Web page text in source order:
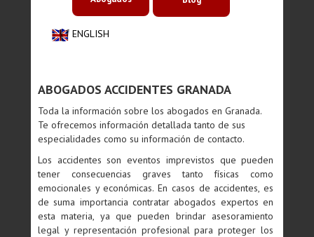
ENGLISH
ABOGADOS ACCIDENTES GRANADA
Toda la información sobre los abogados en Granada.
Te ofrecemos información detallada tanto de sus
especialidades como su información de contacto.
Los accidentes son eventos imprevistos que pueden
tener consecuencias graves tanto físicas como
emocionales y económicas. En casos de accidentes, es
de suma importancia contratar abogados expertos en
esta materia, ya que pueden brindar asesoramiento
legal y representación profesional para proteger los